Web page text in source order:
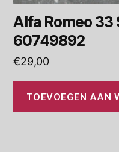
Alfa Romeo
60749892
€29,00
TOEVOEGEN AAN